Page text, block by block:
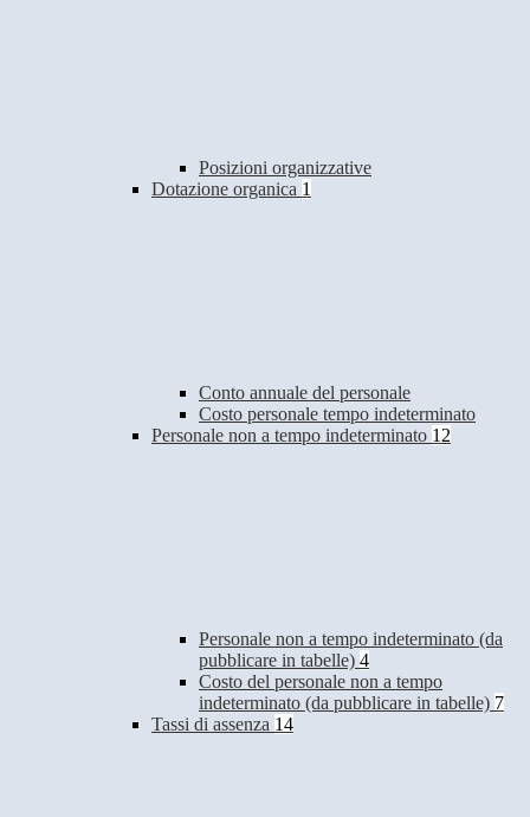
Posizioni organizzative
Dotazione organica 1
Conto annuale del personale
Costo personale tempo indeterminato
Personale non a tempo indeterminato 12
Personale non a tempo indeterminato (da
pubblicare in tabelle) 4
Costo del personale non a tempo
indeterminato (da pubblicare in tabelle) 7
Tassi di assenza 14